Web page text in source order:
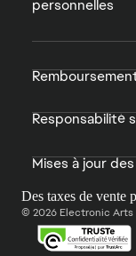
personnelles
Responsabilité
Mises à jour
Des taxes de vente
© 2026 Electronic Arts